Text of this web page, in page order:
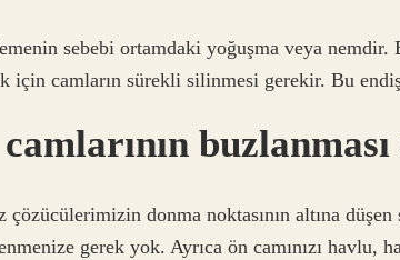
sebebi ortamdaki yoğuşma veya nemdir.
için camların sürekli silinmesi gerekir. Bu
donma noktasının altına
gerek yok. Ayrıca ön camınızı havlu,